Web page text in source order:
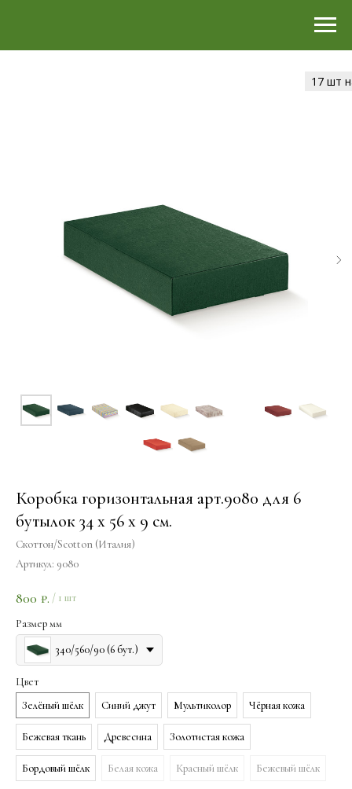
Коробка горизонтальная арт.9080 для 6
бутылок 34 х 56 х 9 см.
Скоттон/Scotton (Италия)
Артикул: 9080
800 ₽. / 1 шт
Размер мм
340/560/90 (6 бут.)
Цвет
Зелёный шёлк
Синий джут Мультиколор Чёрная кожа
Бежевая ткань Древесина Золотистая кожа
Бордовый шёлк Белая кожа Красный шёлк Бежевый шёлк